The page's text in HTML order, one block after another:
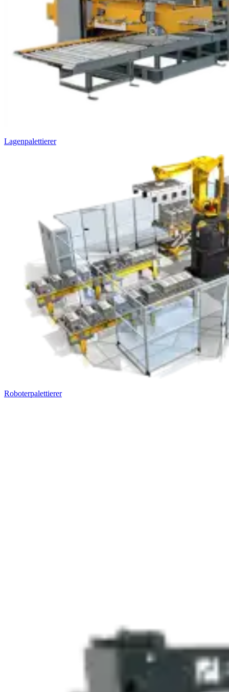
Lagenpalettierer
Roboterpalettierer